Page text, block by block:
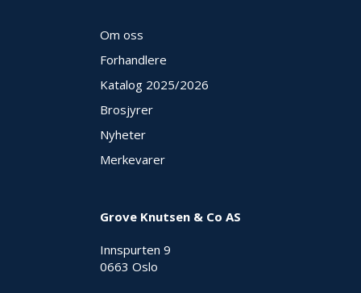
Om oss
Forhandlere
Katalog 2025/2026
Brosjyrer
Nyheter
Merkevarer
Grove Knutsen & Co AS
Innspurten 9
0663 Oslo